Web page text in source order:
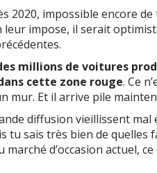
2020, impossible encore
impose, il serait
millions de voitures
cette zone rouge. Ce
mur. Et il arrive pile
diffusion vieillissent mal
tu sais très bien de quelles
d’occasion actuel,